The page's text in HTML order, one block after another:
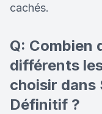
cachés.
Q: Combien
différents
choisir dans
Définitif ?